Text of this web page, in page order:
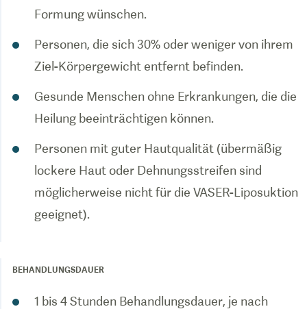
Formung wünschen.
Personen, die sich 30% oder weniger von ihrem
Ziel-Körpergewicht entfernt befinden.
Gesunde Menschen ohne Erkrankungen, die die
Heilung beeinträchtigen können.
Personen mit guter Hautqualität (übermäßig
lockere Haut oder Dehnungsstreifen sind
möglicherweise nicht für die VASER-Liposuktion
geeignet).
BEHANDLUNGSDAUER
1 bis 4 Stunden Behandlungsdauer, je nach